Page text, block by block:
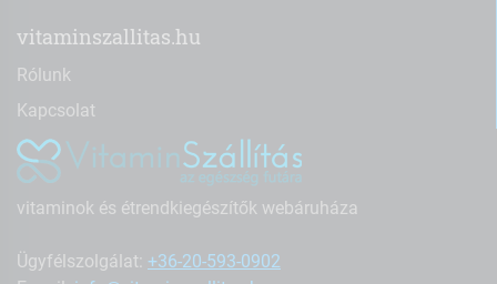
vitaminszallitas.hu
Rólunk
Kapcsolat
vitaminok és étrendkiegészítők webáruháza
Ügyfélszolgálat: +36-20-593-0902